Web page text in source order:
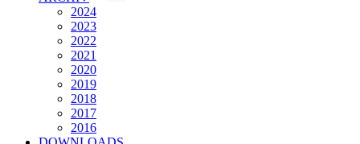
2024
2023
2022
2021
2020
2019
2018
2017
2016